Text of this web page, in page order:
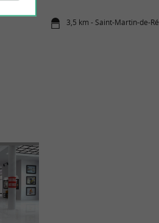
3,5 km - Saint-Martin-de-Ré